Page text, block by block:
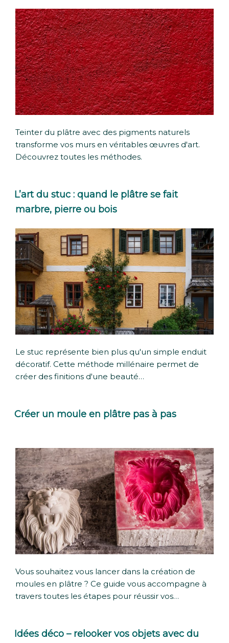
Teinter du plâtre avec des pigments naturels
transforme vos murs en véritables œuvres d'art.
Découvrez toutes les méthodes.
L’art du stuc : quand le plâtre se fait
marbre, pierre ou bois
Le stuc représente bien plus qu'un simple enduit
décoratif. Cette méthode millénaire permet de
créer des finitions d'une beauté…
Créer un moule en plâtre pas à pas
Vous souhaitez vous lancer dans la création de
moules en plâtre ? Ce guide vous accompagne à
travers toutes les étapes pour réussir vos…
Idées déco – relooker vos objets avec du